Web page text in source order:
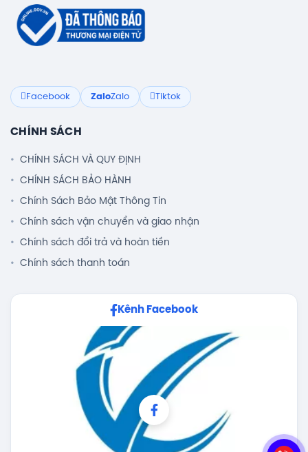
Facebook ZaloZalo Tiktok
CHÍNH SÁCH
CHÍNH SÁCH VÀ QUY ĐỊNH
CHÍNH SÁCH BẢO HÀNH
Chính Sách Bảo Mật Thông Tin
Chính sách vận chuyển và giao nhận
Chính sách đổi trả và hoàn tiền
Chính sách thanh toán
Kênh Facebook